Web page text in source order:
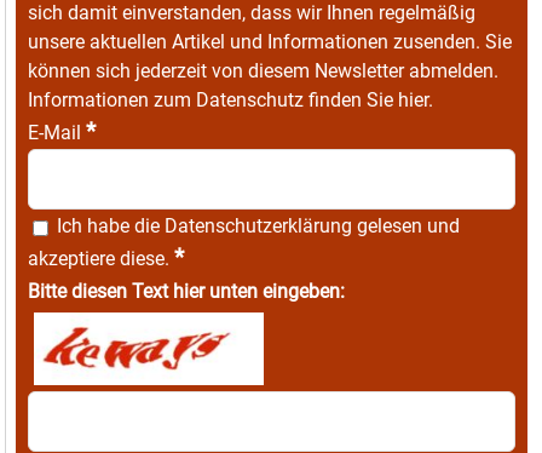
sich damit einverstanden, dass wir Ihnen regelmäßig
unsere aktuellen Artikel und Informationen zusenden. Sie
können sich jederzeit von diesem Newsletter abmelden.
Informationen zum Datenschutz finden Sie hier.
E-Mail *
Ich habe die Datenschutzerklärung gelesen und
akzeptiere diese. *
Bitte diesen Text hier unten eingeben: